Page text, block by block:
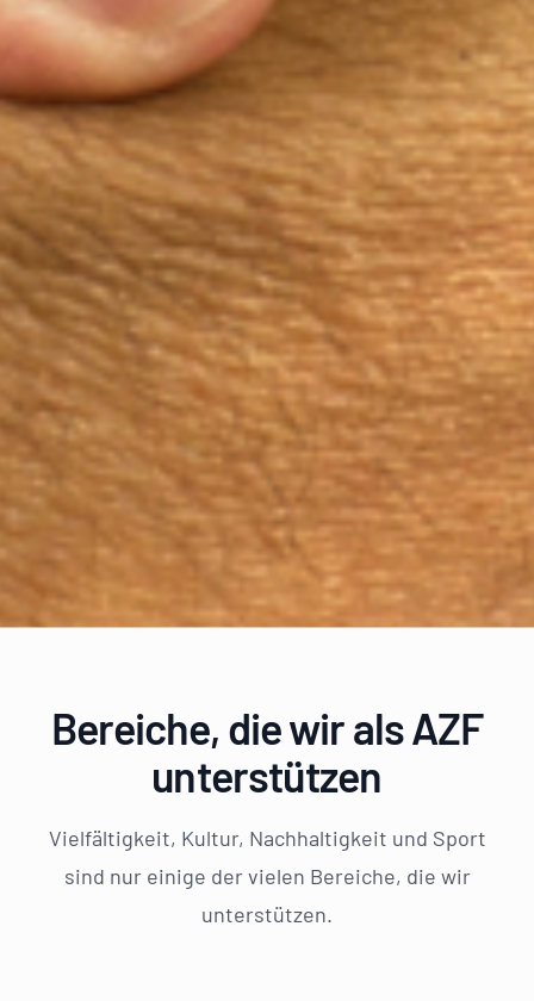
Bereiche, die wir als AZF
unterstützen
Vielfältigkeit, Kultur, Nachhaltigkeit und Sport
sind nur einige der vielen Bereiche, die wir
unterstützen.